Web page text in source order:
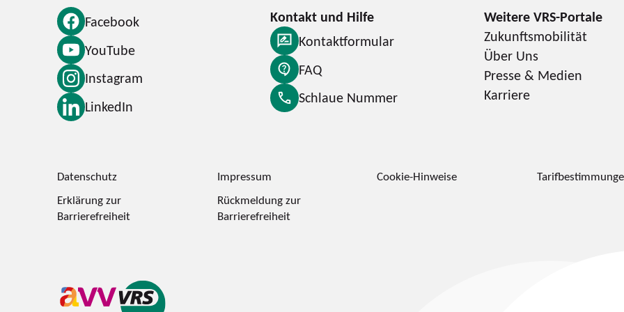
Facebook
YouTube
Instagram
LinkedIn
Kontaktformular
FAQ
Schlaue Nummer
Zukunftsmobilität
Über Uns
Presse & Medien
Karriere
Datenschutz Impressum Cookie-Hinweise
Erklärung zur
Barrierefreiheit
Rückmeldung zur
Barrierefreiheit